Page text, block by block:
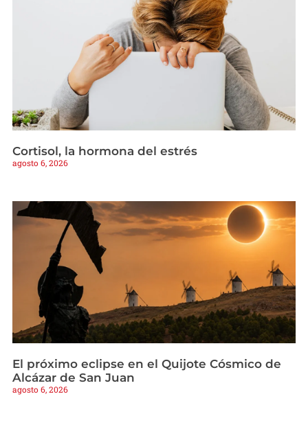
Cortisol, la hormona del estrés
agosto 6, 2026
El próximo eclipse en el Quijote Cósmico de
Alcázar de San Juan
agosto 6, 2026